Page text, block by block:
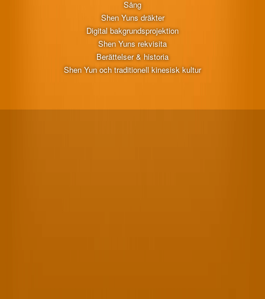
Sång
Shen Yuns dräkter
Digital bakgrundsprojektion
Shen Yuns rekvisita
Berättelser & historia
Shen Yun och traditionell kinesisk kultur